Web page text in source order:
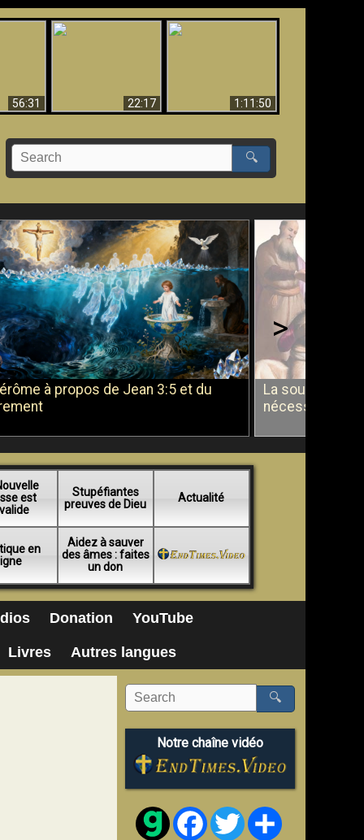
56:31 22:17
1:11:50
🔍
à propos de Jean 3:5 et du
La soumission
nécessité du
>
est
Stupéfiantes
preuves de Dieu
Actualité
en
ligne
Aidez à sauver
des âmes : faites
un don
Donation YouTube
Livres Autres langues
🔍
Notre chaîne vidéo
FacebookTwitter